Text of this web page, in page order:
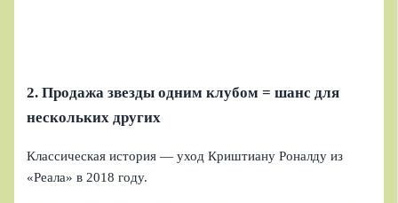
2. Продажа звезды одним клубом = шанс для
нескольких других
Классическая история — уход Криштиану Роналду из
«Реала» в 2018 году.